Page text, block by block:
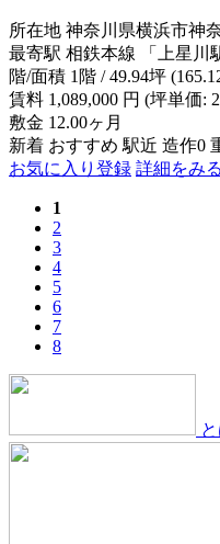
所在地 神奈川県横浜市神
最寄駅 相鉄本線 「上星川
階/面積 1階 / 49.94坪
賃料 1,089,000 円 (坪単価:
敷金 12.00ヶ月
新着 おすすめ 駅近 造作0
お気に入り登録 詳細をみる
1
2
3
4
5
6
7
8